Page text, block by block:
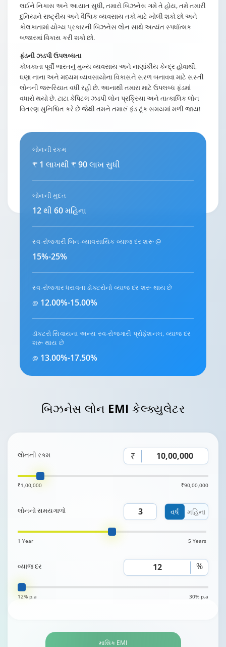
લઈને નિકાસ અને આયાત સુધી, તમારો બિઝનેસ ગમે તે હોય, તમે તમારી
દુનિયાને રાષ્ટ્રીય અને વૈશ્વિક વ્યવસાય તકો માટે ખોલી શકો છો અને
કોલકાતામાં યોગ્ય પ્રકારની બિઝનેસ લોન સાથે અત્યંત સ્પર્ધાત્મક
બજારમાં વિકાસ કરી શકો છો.
ફંડની ઝડપી ઉપલબ્ધતા
કોલકાતા પૂર્વી ભારતનું મુખ્ય વ્યવસાય અને નાણાંકીય કેન્દ્ર હોવાથી,
ઘણા નાના અને મધ્યમ વ્યવસાયોના વિકાસને સરળ બનાવવા માટે સસ્તી
લોનની જરૂરિયાત વધી રહી છે. આનાથી તમારા માટે ઉપલબ્ધ ફંડમાં
વધારો થયો છે. ટાટા કેપિટલ ઝડપી લોન પ્રક્રિયા અને તાત્કાલિક લોન
વિતરણ સુનિશ્ચિત કરે છે જેથી તમને તમારું ફંડ ટૂંક સમયમાં મળી જાય!
લોનની રકમ
₹ 1 લાખથી ₹ 90 લાખ સુધી
લોનની મુદત
12 થી 60 મહિના
સ્વ-રોજગારી બિન-વ્યાવસાયિક વ્યાજ દર શરૂ @
15%-25%
સ્વ-રોજગાર ધરાવતા ડૉક્ટરોનો વ્યાજ દર શરૂ થાય છે
@ 12.00%-15.00%
ડૉક્ટરો સિવાયના અન્ય સ્વ-રોજગારી પ્રોફેશનલ, વ્યાજ દર
શરૂ થાય છે
@ 13.00%-17.50%
બિઝનેસ લોન EMI કેલ્ક્યુલેટર
લોનની રકમ ₹
₹1,00,000 ₹90,00,000
વર્ષ મહિના
લોનનો સમયગાળો
1 Year 5 Years
વ્યાજ દર %
12% p.a 30% p.a
માસિક EMI